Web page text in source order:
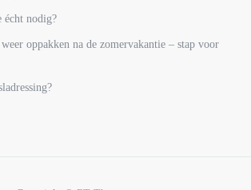
écht nodig?
oppakken na de zomervakantie – stap voor